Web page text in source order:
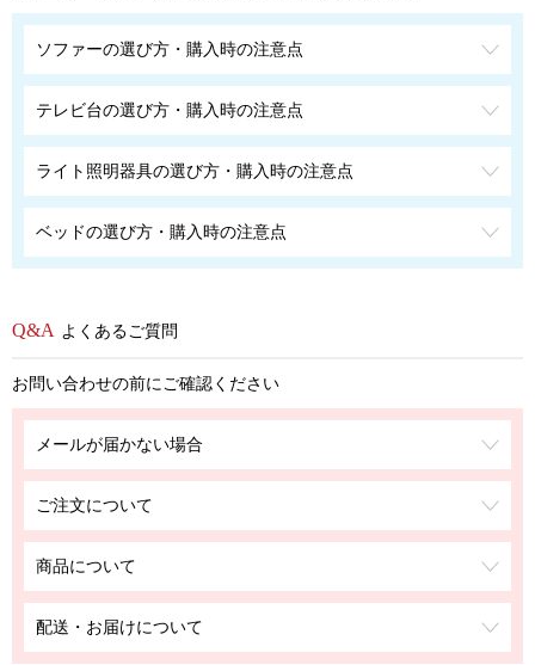
ソファーの選び方・購入時の注意点
テレビ台の選び方・購入時の注意点
ライト照明器具の選び方・購入時の注意点
ベッドの選び方・購入時の注意点
よくあるご質問
お問い合わせの前にご確認ください
メールが届かない場合
ご注文について
商品について
配送・お届けについて